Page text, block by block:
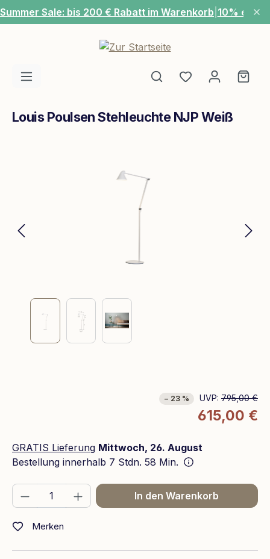
Zum Hauptinhalt springen
Summer Sale: bis 200 € Rabatt im Warenkorb 10% extra
Du hast 0
Louis Poulsen Stehleuchte NJP Weiß
− 23 % UVP: 795,00 €
615,00 €
GRATIS Lieferung Mittwoch, 26. August
Bestellung innerhalb 7 Stdn. 58 Min.
Produkt Anzahl: Gib den gewünschten
In den Warenkorb
Merken